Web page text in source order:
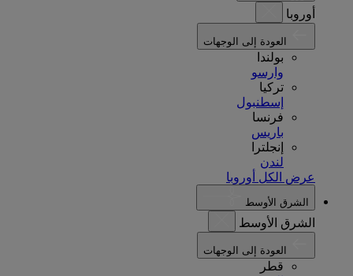
أوروبا
بولندا
وارسو
تركيا
إسطنبول
فرنسا
باريس
إنجلترا
لندن
عرض الكل أوروبا
الشرق الأوسط
الشرق الأوسط
قطر